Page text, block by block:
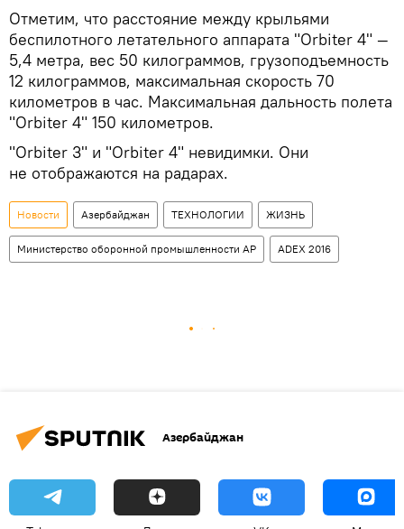
Отметим, что расстояние между крыльями
беспилотного летательного аппарата "Orbiter 4" —
5,4 метра, вес 50 килограммов, грузоподъемность
12 килограммов, максимальная скорость 70
километров в час. Максимальная дальность полета
"Orbiter 4" 150 километров.
"Orbiter 3" и "Orbiter 4" невидимки. Они
не отображаются на радарах.
Новости Азербайджан ТЕХНОЛОГИИ ЖИЗНЬ
Министерство оборонной промышленности АР ADEX 2016
Азербайджан